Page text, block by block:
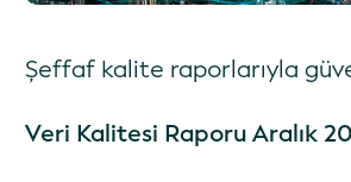
Şeffaf kalite raporlarıyla
Veri Kalitesi Raporu Aralık